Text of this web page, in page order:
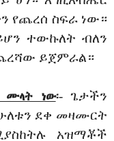
የጨረሰ ስፍራ ነው።
ተውኩለት ብለን
ይጀምራል።
ሙላት ነው፡- ጌታችን
ደቀ መዛሙርት
አዝማቾች